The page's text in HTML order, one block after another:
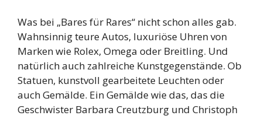
Was bei „Bares für Rares“ nicht schon alles gab.
Wahnsinnig teure Autos, luxuriöse Uhren von
Marken wie Rolex, Omega oder Breitling. Und
natürlich auch zahlreiche Kunstgegenstände. Ob
Statuen, kunstvoll gearbeitete Leuchten oder
auch Gemälde. Ein Gemälde wie das, das die
Geschwister Barbara Creutzburg und Christoph